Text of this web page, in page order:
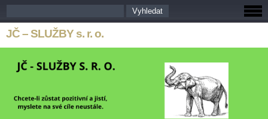
JČ – SLUŽBY s. r. o.